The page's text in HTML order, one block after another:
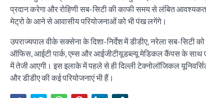
प्रदान करेगा और रोहिणी सब-सिटी की काफी समय से लंबित
मेट्रो के आने से आवासीय परियोजनाओं को भी पंख लगेंगे।
उपराज्यपाल वीके सक्सेना के दिशा-निर्देश में डीडीए, नरेला सब-सिटी
ऑफिस, आईटी पार्क, एम्स और आईजीटीयूडब्ल्यू मेडिकल कैंपस के साथ
में तेजी आएगी। इस इलाके में पहले से ही दिल्ली टेक्नोलॉजिकल
और डीडीए की कई परियोजनाएं भी हैं।